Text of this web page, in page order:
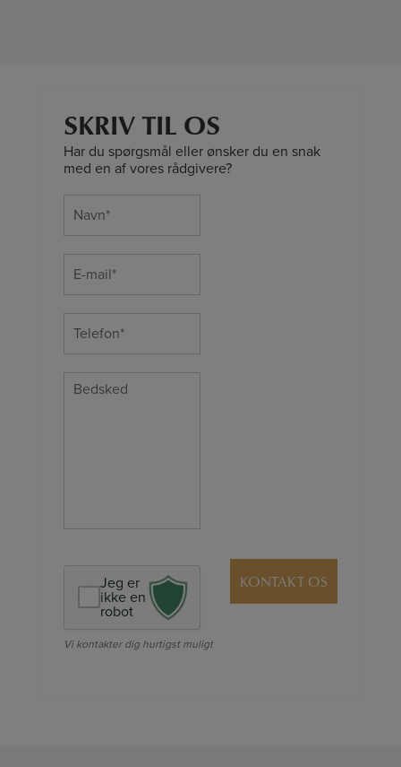
SKRIV TIL OS
Har du spørgsmål eller ønsker du en snak
med en af vores rådgivere?
mail
Jeg er
ikke en
robot
Vi kontakter dig hurtigst muligt